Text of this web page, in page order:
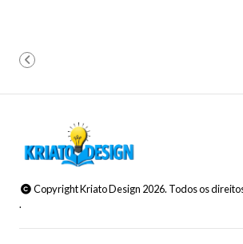
Copyright Kriato Design 2026. Todos os
.